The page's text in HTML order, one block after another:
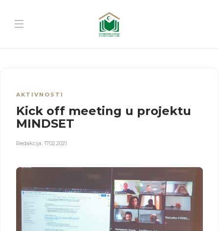
AKTIVNOSTI
Kick off meeting u projektu
MINDSET
Redakcija, 17.02.2021.